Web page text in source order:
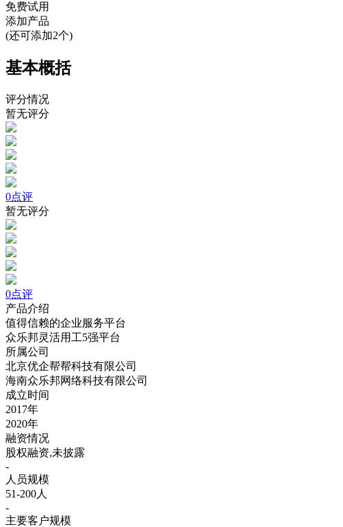
免费试用
添加产品
(还可添加2个)
基本概括
评分情况
暂无评分
0点评
暂无评分
0点评
产品介绍
值得信赖的企业服务平台
众乐邦灵活用工5强平台
所属公司
北京优企帮帮科技有限公司
海南众乐邦网络科技有限公司
成立时间
2017年
2020年
融资情况
股权融资,未披露
-
人员规模
51-200人
-
主要客户规模